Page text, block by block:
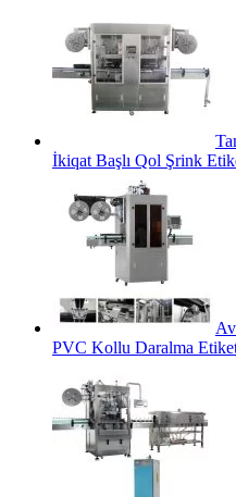
İkiqat Başlı Qol Şrink
PVC Kollu Daralma